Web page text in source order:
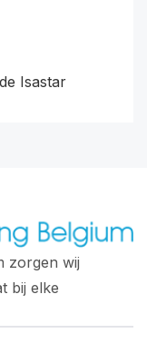
Isastar
zorgen wij
bij elke